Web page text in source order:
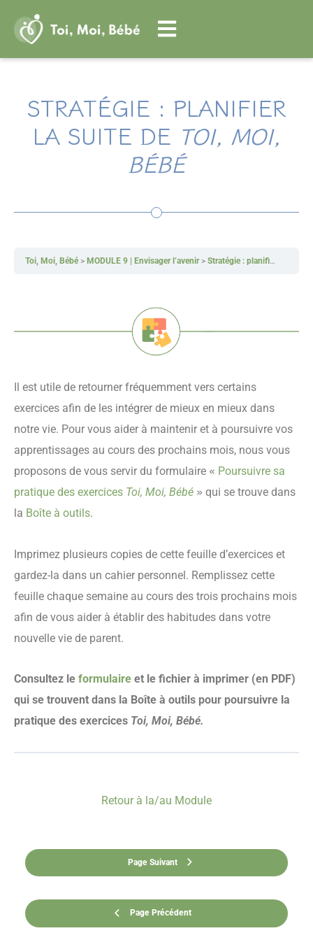
STRATÉGIE : PLANIFIER
LA SUITE DE TOI, MOI,
BÉBÉ
Toi, Moi, Bébé MODULE 9 | Envisager l’avenir Stratégie : planifier la suite de Toi, Moi, Bébé
Il est utile de retourner fréquemment vers certains
exercices afin de les intégrer de mieux en mieux dans
notre vie. Pour vous aider à maintenir et à poursuivre vos
apprentissages au cours des prochains mois, nous vous
proposons de vous servir du formulaire « Poursuivre sa
pratique des exercices Toi, Moi, Bébé » qui se trouve dans
la Boîte à outils.
Imprimez plusieurs copies de cette feuille d’exercices et
gardez-la dans un cahier personnel. Remplissez cette
feuille chaque semaine au cours des trois prochains mois
afin de vous aider à établir des habitudes dans votre
nouvelle vie de parent.
Consultez le formulaire et le fichier à imprimer (en PDF)
qui se trouvent dans la Boîte à outils pour poursuivre la
pratique des exercices Toi, Moi, Bébé.
Page Précédent
Retour à la/au Module
Page Suivant